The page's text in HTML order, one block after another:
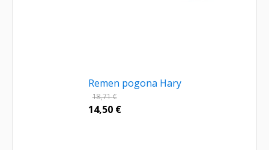
Remen pogona Hary
18,71€
14,50 €